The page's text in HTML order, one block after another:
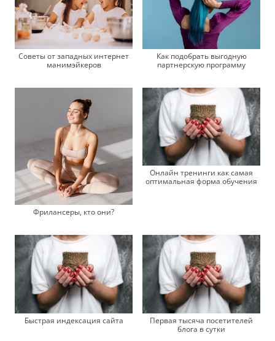
Советы от западных интернет
манимэйкеров
Как подобрать выгодную
партнерскую программу
Фрилансеры, кто они?
Онлайн тренинги как самая
оптимальная форма обучения
Быстрая индексация сайта
Первая тысяча посетителей
блога в сутки